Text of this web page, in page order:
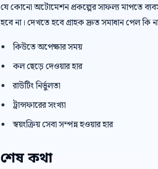
যে কোনো অটোমেশন প্রকল্পের সাফল্য মাপতে
হবে না। দেখতে হবে গ্রাহক দ্রুত সমাধান পেল
কিউতে অপেক্ষার সময়
কল ছেড়ে দেওয়ার হার
রাউটিং নির্ভুলতা
ট্রান্সফারের সংখ্যা
স্বয়ংক্রিয় সেবা সম্পন্ন হওয়ার হার
শেষ কথা